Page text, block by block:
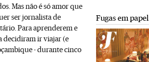
Mas não é só amor que
ser jornalista de
Para aprenderem e
decidiram ir viajar (e
- durante cinco
Fugas em papel